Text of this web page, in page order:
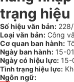
trạng
Số hiệu văn bản:
Loại văn bản: Công
Cơ quan ban hành:
Ngày ban hành: 15-
Ngày có hiệu lực: 15-
Tình trạng hiệu lực:
Ngôn ngữ: